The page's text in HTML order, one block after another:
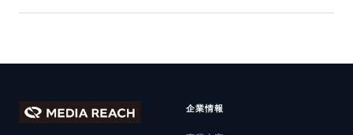
企業情報